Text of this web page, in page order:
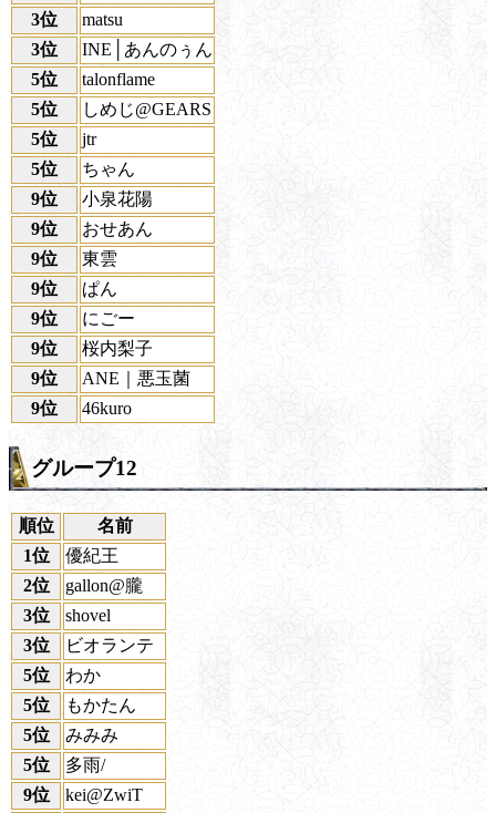
3位
matsu
3位
INE│あんのぅん
5位
talonflame
5位
しめじ@GEARS
5位
jtr
5位
ちゃん
9位
小泉花陽
9位
おせあん
9位
東雲
9位
ぱん
9位
にごー
9位
桜内梨子
9位
ANE｜悪玉菌
9位
46kuro
グループ12
順位
名前
1位
優紀王
2位
gallon@朧
3位
shovel
3位
ビオランテ
5位
わか
5位
もかたん
5位
みみみ
5位
多雨/
9位
kei@ZwiT